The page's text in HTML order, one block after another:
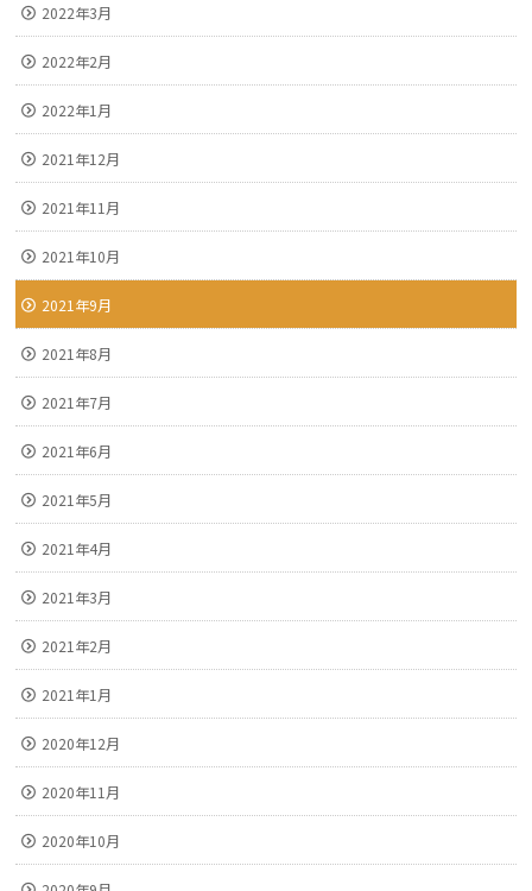
2022年3月
2022年2月
2022年1月
2021年12月
2021年11月
2021年10月
2021年9月
2021年8月
2021年7月
2021年6月
2021年5月
2021年4月
2021年3月
2021年2月
2021年1月
2020年12月
2020年11月
2020年10月